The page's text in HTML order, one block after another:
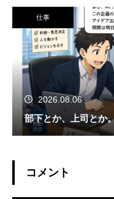
仕事
2026.08.06
部下とか、上司とか
コメント